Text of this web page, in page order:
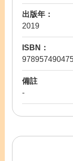
出版年：
2019
ISBN：
備註
-